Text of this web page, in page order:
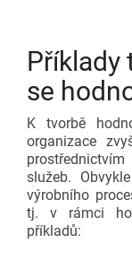
Příklady
se
K tvorbě
organizace
služeb.
výrobního
tj. v rámci
příkladů: